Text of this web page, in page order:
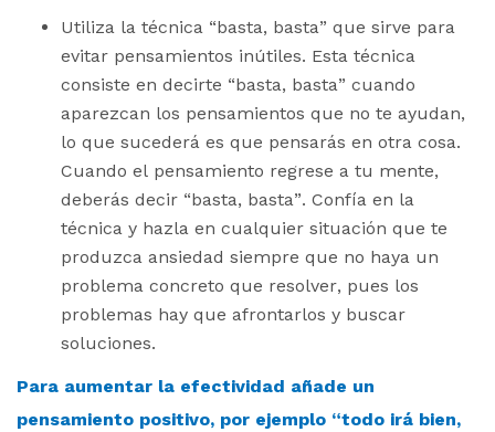
Utiliza la técnica “basta, basta” que sirve para
evitar pensamientos inútiles. Esta técnica
consiste en decirte “basta, basta” cuando
aparezcan los pensamientos que no te ayudan,
lo que sucederá es que pensarás en otra cosa.
Cuando el pensamiento regrese a tu mente,
deberás decir “basta, basta”. Confía en la
técnica y hazla en cualquier situación que te
produzca ansiedad siempre que no haya un
problema concreto que resolver, pues los
problemas hay que afrontarlos y buscar
soluciones.
Para aumentar la efectividad añade un
pensamiento positivo, por ejemplo “todo irá bien,